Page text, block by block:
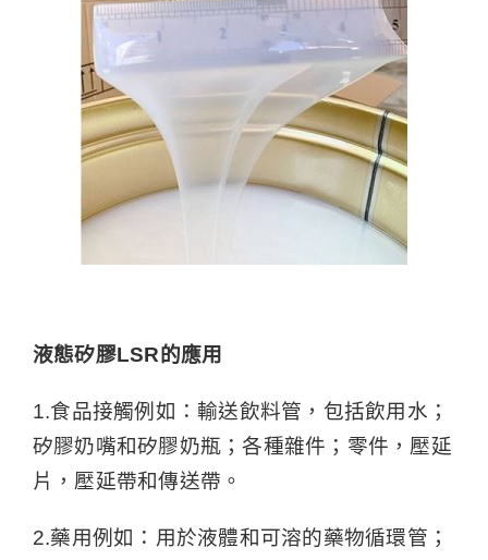
液態矽膠LSR的應用
1.食品接觸例如：輸送飲料管，包括飲用水；
矽膠奶嘴和矽膠奶瓶；各種雜件；零件，壓延
片，壓延帶和傳送帶。
2.藥用例如：用於液體和可溶的藥物循環管；